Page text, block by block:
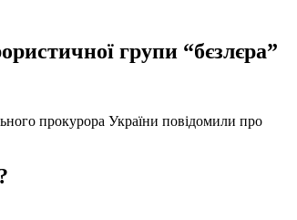
групи “бєзлєра”
прокурора України повідомили про